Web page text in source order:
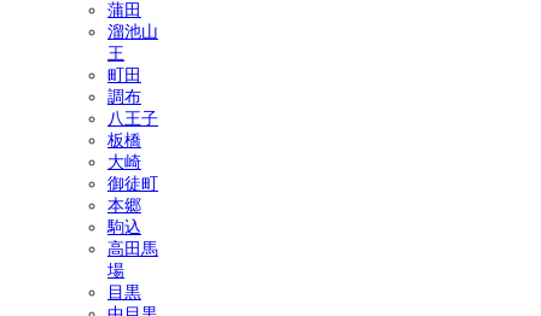
蒲田
溜池山
王
町田
調布
八王子
板橋
大崎
御徒町
本郷
駒込
高田馬
場
目黒